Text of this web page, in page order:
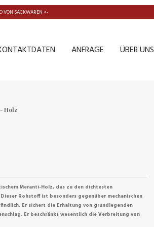
VON SACKWAREN <-
ANFRAGE ÜBER UNS
Holz
Meranti-Holz, das zu den dichtesten
Rohstoff ist besonders gegenüber mechanischen
Er sichert die Erhaltung von grundlegenden
Er beschränkt wesentlich die Verbreitung von